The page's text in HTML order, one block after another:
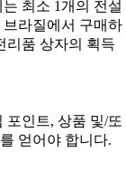
최소 1개의 전설
라질에서 구매하
리품 상자의 획득
포인트, 상품 및/또
얻어야 합니다.